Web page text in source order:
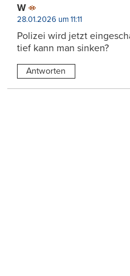
W
28.01.2026 um 11:11
Polizei wird jetzt
tief kann man sinken?
Antworten